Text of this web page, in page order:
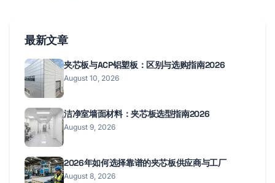
最新文章
夹芯板与ACP铝塑板：区别与选购指南2026
August 10, 2026
洁净室墙面材料：夹芯板选型指南2026
August 9, 2026
2026年如何选择靠谱的夹芯板供应商与工厂
August 8, 2026